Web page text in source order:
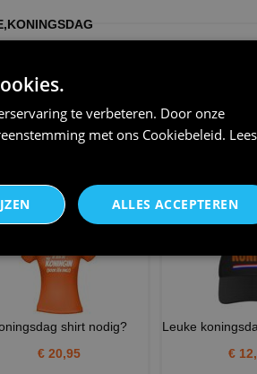
,KONINGSDAG
€ 21,95
Nederlandse
€
shirt nodig?
€ 20,95
Leuke
€
te verbeteren. Door onze
met ons Cookiebeleid. Lees
ALLES ACCEPTEREN